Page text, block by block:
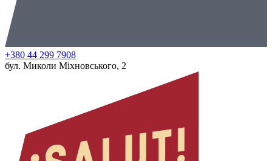
+380 44 299 7908
бул. Миколи Міхновського, 2